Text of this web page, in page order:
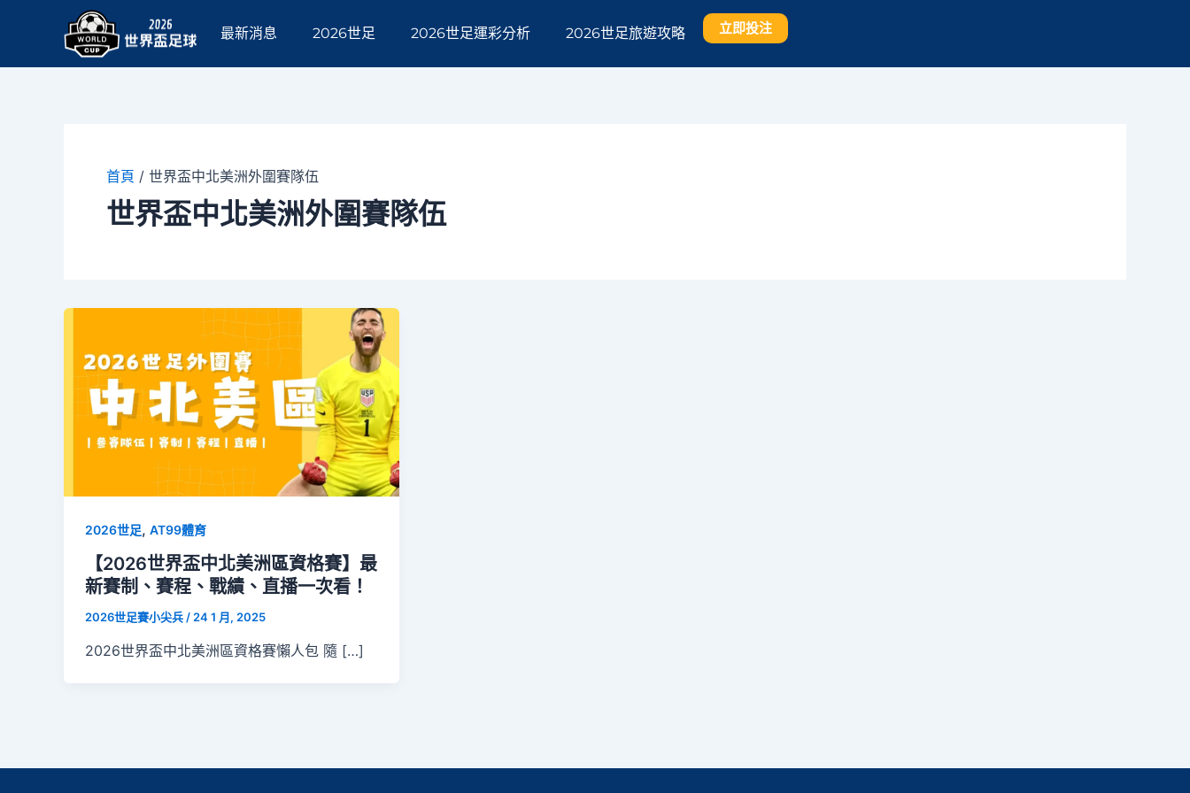
最新消息 2026世足 2026世足運彩分析 2026世足旅遊攻略 立即投注
首頁 / 世界盃中北美洲外圍賽隊伍
世界盃中北美洲外圍賽隊伍
2026世足, AT99體育
【2026世界盃中北美洲區資格賽】最
新賽制、賽程、戰績、直播一次看！
2026世足賽小尖兵 / 24 1 月, 2025
2026世界盃中北美洲區資格賽懶人包 隨 […]